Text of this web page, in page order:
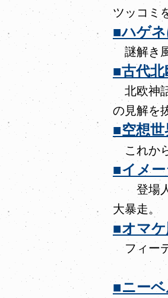
ツッコミ
■ハゲ
謎解き風
■古代
北欧神
の見解を
■空想世
これか
■イメ
登場人
大暴走。
■オマ
フィー
■ニー